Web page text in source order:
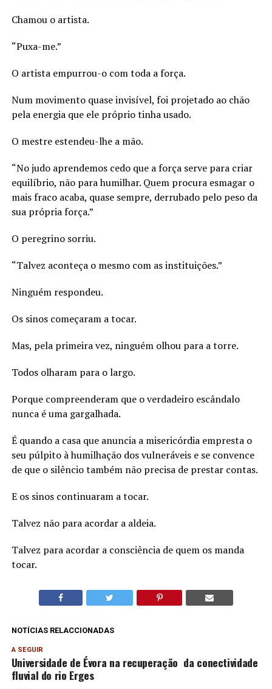
Chamou o artista.
“Puxa-me.”
O artista empurrou-o com toda a força.
Num movimento quase invisível, foi projetado ao chão
pela energia que ele próprio tinha usado.
O mestre estendeu-lhe a mão.
“No judo aprendemos cedo que a força serve para criar
equilíbrio, não para humilhar. Quem procura esmagar o
mais fraco acaba, quase sempre, derrubado pelo peso da
sua própria força.”
O peregrino sorriu.
“Talvez aconteça o mesmo com as instituições.”
Ninguém respondeu.
Os sinos começaram a tocar.
Mas, pela primeira vez, ninguém olhou para a torre.
Todos olharam para o largo.
Porque compreenderam que o verdadeiro escândalo
nunca é uma gargalhada.
É quando a casa que anuncia a misericórdia empresta o
seu púlpito à humilhação dos vulneráveis e se convence
de que o silêncio também não precisa de prestar contas.
E os sinos continuaram a tocar.
Talvez não para acordar a aldeia.
Talvez para acordar a consciência de quem os manda
tocar.
NOTÍCIAS RELACCIONADAS
A SEGUIR
Universidade de Évora na recuperação da conectividade
fluvial do rio Erges